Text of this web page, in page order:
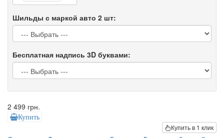
Шильды с маркой авто 2 шт:
Бесплатная надпись 3D буквами:
2 499 грн.
Купить
Купить в 1 клик